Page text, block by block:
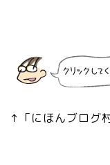
↑「にほんブログ